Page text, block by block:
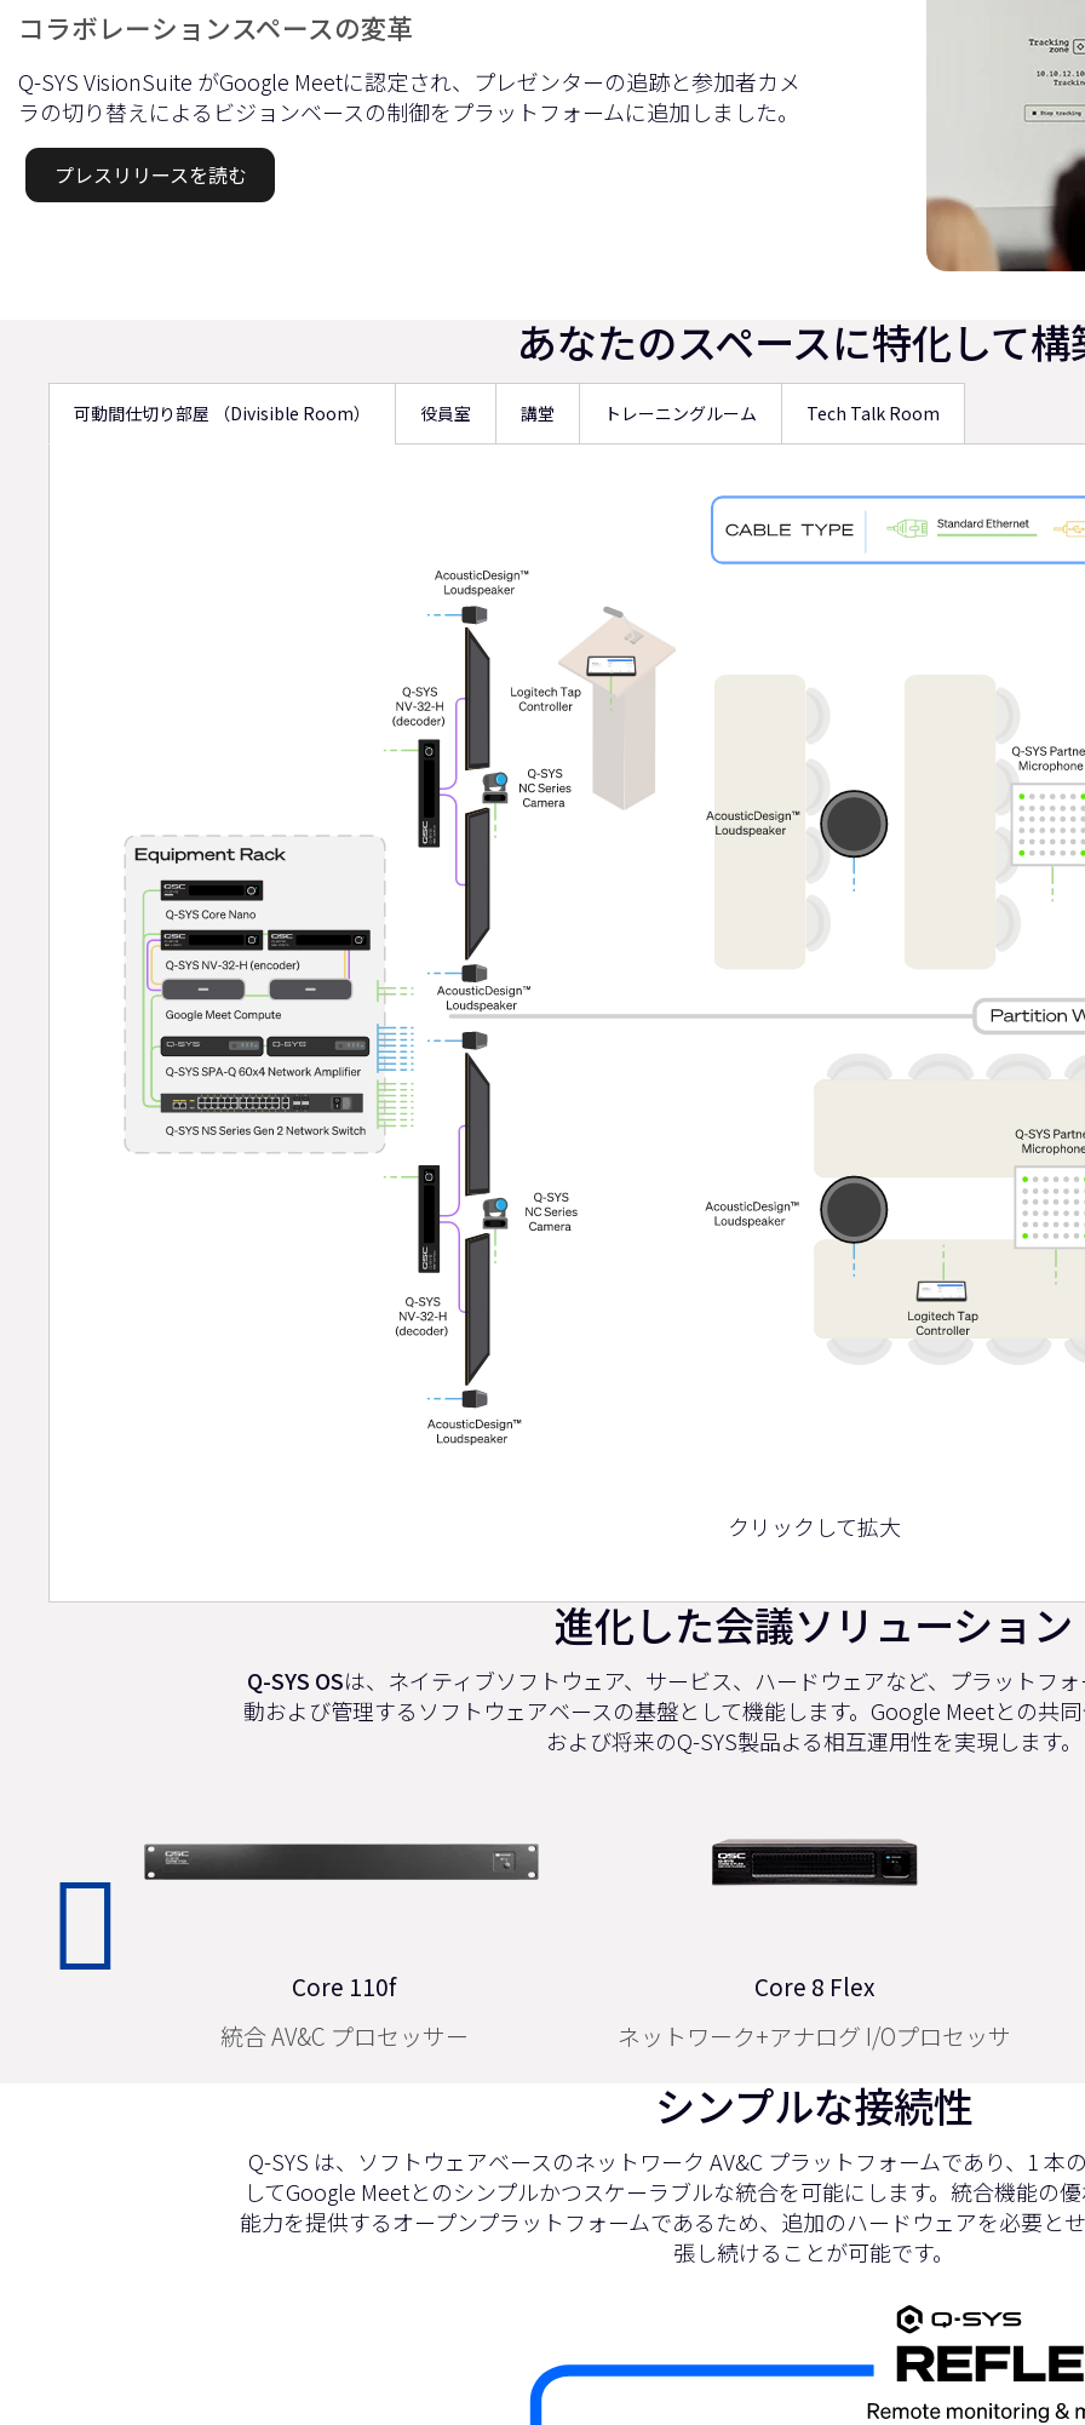
コラボレーションスペースの変革
Q-SYS VisionSuite がGoogle Meetに認定され、プレゼンターの追跡と参加者カメ
ラの切り替えによるビジョンベースの制御をプラットフォームに追加しました。
プレスリリースを読む
あなたのスペースに特化して構
可動間仕切り部屋 （Divisible Room） 役員室 講堂 トレーニングルーム Tech Talk Room
クリックして拡大
進化した会議ソリューション
Q-SYS OSは、ネイティブソフトウェア、サービス、ハードウェアなど、プラットフ
動および管理するソフトウェアベースの基盤として機能します。Google Meetとの共
および将来のQ-SYS製品よる相互運用性を実現します。
Core 8 Flex
ネットワーク+アナログ I/Oプロセッサ
NV-32-H （コア機能搭載）
ネットワーク+アナログI/Oプロセッサ
シンプルな接続性
Q-SYS は、ソフトウェアベースのネットワーク AV&C プラットフォームであり、1 本
してGoogle Meetとのシンプルかつスケーラブルな統合を可能にします。統合機能の
能力を提供するオープンプラットフォームであるため、追加のハードウェアを必要と
張し続けることが可能です。